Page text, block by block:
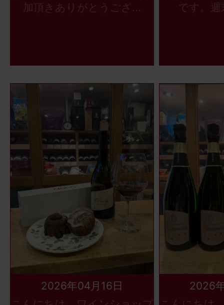
加頂きありがとうござ...
です。
2026年04月16日
2026